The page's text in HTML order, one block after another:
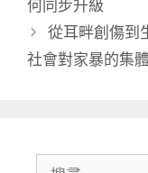
何同步升級
從耳畔創傷到
社會對家暴的集